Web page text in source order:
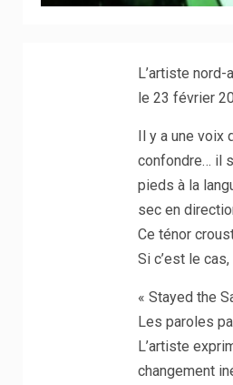
L’artiste
le 23 février
Il y a une voix
confondre… il
pieds à la
sec en
Ce ténor
Si c’est le
« Stayed the
Les paroles
L’artiste
changement